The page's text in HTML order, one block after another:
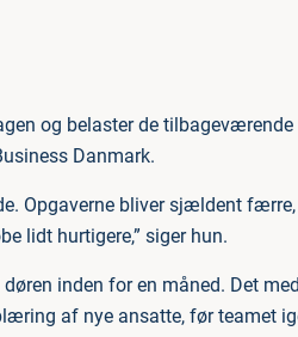
og belaster de tilbageværende
Danmark.
Opgaverne bliver sjældent
lidt hurtigere,” siger hun.
inden for en måned. Det
af nye ansatte, før teamet